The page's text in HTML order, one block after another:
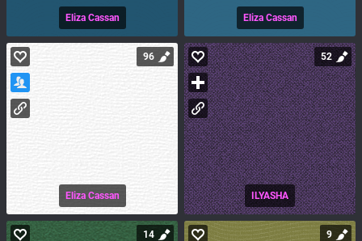
Eliza Cassan Eliza Cassan
Eliza Cassan
96
ILYASHA
52
14 9